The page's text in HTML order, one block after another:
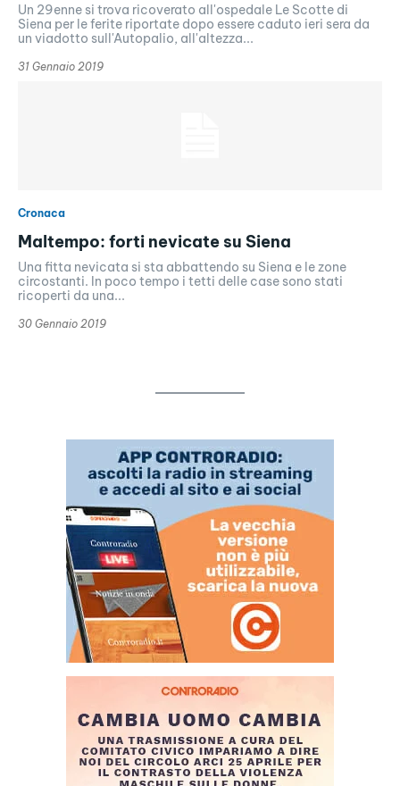
Un 29enne si trova ricoverato all'ospedale Le Scotte di
Siena per le ferite riportate dopo essere caduto ieri sera da
un viadotto sull'Autopalio, all'altezza...
31 Gennaio 2019
Cronaca
Maltempo: forti nevicate su Siena
Una fitta nevicata si sta abbattendo su Siena e le zone
circostanti. In poco tempo i tetti delle case sono stati
ricoperti da una...
30 Gennaio 2019